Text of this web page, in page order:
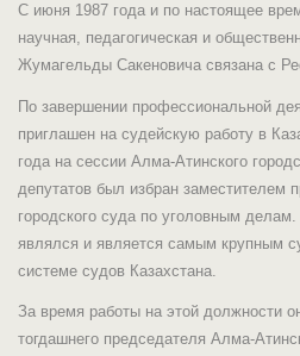
С июня 1987 года и по настоящее
научная, педагогическая и
Жумагельды Сакеновича связана с
По завершении профессиональной
приглашен на судейскую работу в
года на сессии Алма-Атинского
депутатов был избран заместителем
городского суда по уголовным делам.
являлся и является самым крупным
системе судов Казахстана.
За время работы на этой должности
тогдашнего председателя Алма-